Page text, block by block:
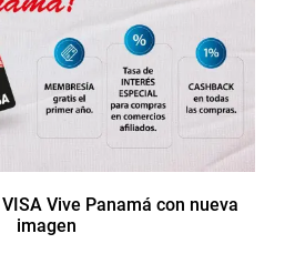
Vive Panamá con nueva
imagen